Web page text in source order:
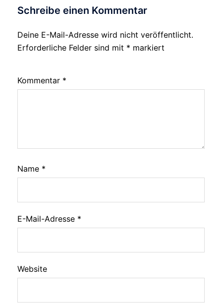
Schreibe einen Kommentar
Deine E-Mail-Adresse wird nicht veröffentlicht.
Erforderliche Felder sind mit * markiert
Kommentar *
Name *
E-Mail-Adresse *
Website